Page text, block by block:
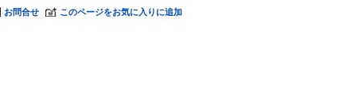
お問合せ このページをお気に入りに追加